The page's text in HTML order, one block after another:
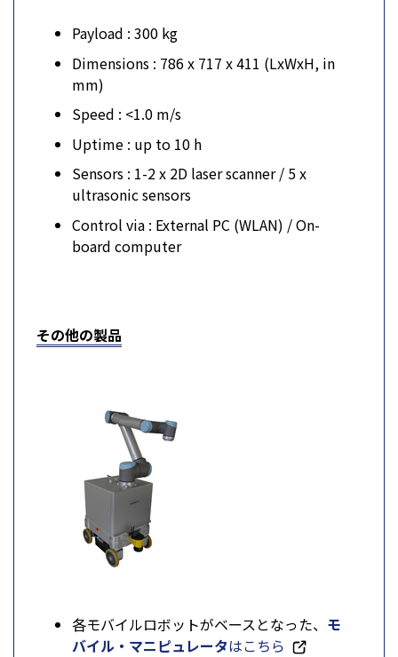
Payload : 300 kg
Dimensions : 786 x 717 x 411 (LxWxH, in
mm)
Speed : <1.0 m/s
Uptime : up to 10 h
Sensors : 1-2 x 2D laser scanner / 5 x
ultrasonic sensors
Control via : External PC (WLAN) / On-
board computer
その他の製品
各モバイルロボットがベースとなった、 モ
バイル・マニピュレータはこちら